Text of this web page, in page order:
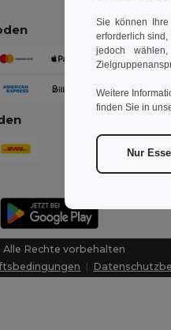
Alle Rechte vorbehalten
Sie können Ihre
erforderlich
jedoch
Weitere
finden Sie in
Nur